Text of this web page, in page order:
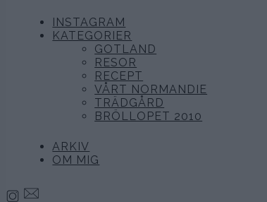
INSTAGRAM
KATEGORIER
GOTLAND
RESOR
RECEPT
VÅRT NORMANDIE
TRÄDGÅRD
BRÖLLOPET 2010
ARKIV
OM MIG